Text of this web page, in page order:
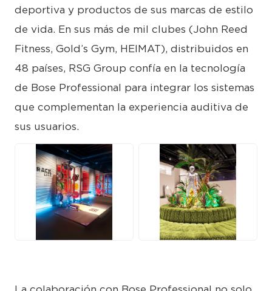
deportiva y productos de sus marcas de estilo
de vida. En sus más de mil clubes (John Reed
Fitness, Gold’s Gym, HEIMAT), distribuidos en
48 países, RSG Group confía en la tecnología
de Bose Professional para integrar los sistemas
que complementan la experiencia auditiva de
sus usuarios.
JPG